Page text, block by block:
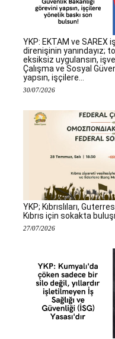
YKP: EKTAM ve SAREX
direnişinin yanındayız;
eksiksiz uygulansın,
Çalışma ve Sosyal
yapsın, işçilere...
30/07/2026
YKP; Kıbrıslıları,
Kıbrıs için sokakta
27/07/2026